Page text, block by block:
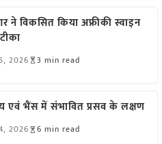
विकसित किया अफ्रीकी स्वाइन
2026 3 min read
एवं भैंस में संभावित प्रसव के लक्षण
2026 6 min read